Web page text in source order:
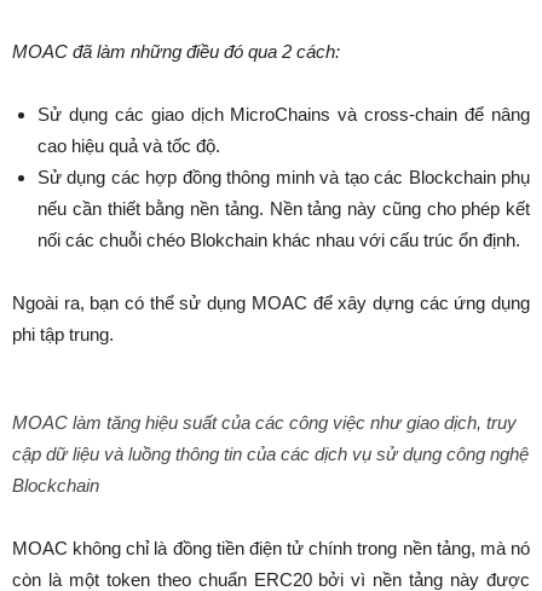
MOAC đã làm những điều đó qua 2 cách:
Sử dụng các giao dịch MicroChains và cross-chain để nâng
cao hiệu quả và tốc độ.
Sử dụng các hợp đồng thông minh và tạo các Blockchain phụ
nếu cần thiết bằng nền tảng. Nền tảng này cũng cho phép kết
nối các chuỗi chéo Blokchain khác nhau với cấu trúc ổn định.
Ngoài ra, bạn có thể sử dụng MOAC để xây dựng các ứng dụng
phi tập trung.
MOAC làm tăng hiệu suất của các công việc như giao dịch, truy
cập dữ liệu và luồng thông tin của các dịch vụ sử dụng công nghệ
Blockchain
MOAC không chỉ là đồng tiền điện tử chính trong nền tảng, mà nó
còn là một token theo chuẩn ERC20 bởi vì nền tảng này được